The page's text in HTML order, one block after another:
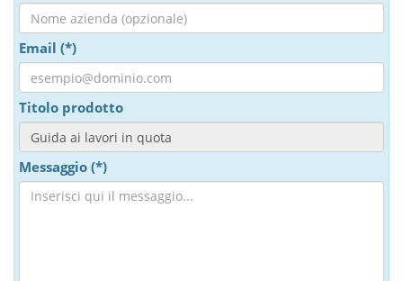
Email (*)
Titolo prodotto
Messaggio (*)